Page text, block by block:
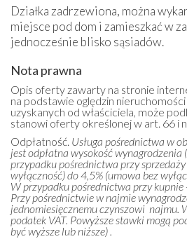
Działka zadrzewiona, można
miejsce pod dom i zamieszkać w
jednocześnie blisko sąsiadów.
Nota prawna
Opis oferty zawarty na stronie
na podstawie oględzin
uzyskanych od właściciela, może
stanowi oferty określonej w art. 66 i
Odpłatność. Usługa pośrednictwa w
jest odpłatna wysokość
przypadku pośrednictwa przy
wyłączność) do 4,5% (umowa bez
W przypadku pośrednictwa przy kupnie
Przy pośrednictwie w najmie
jednomiesięcznemu czynszowi najmu.
podatek VAT. Powyższe stawki mogą
być wyższe lub niższe) .